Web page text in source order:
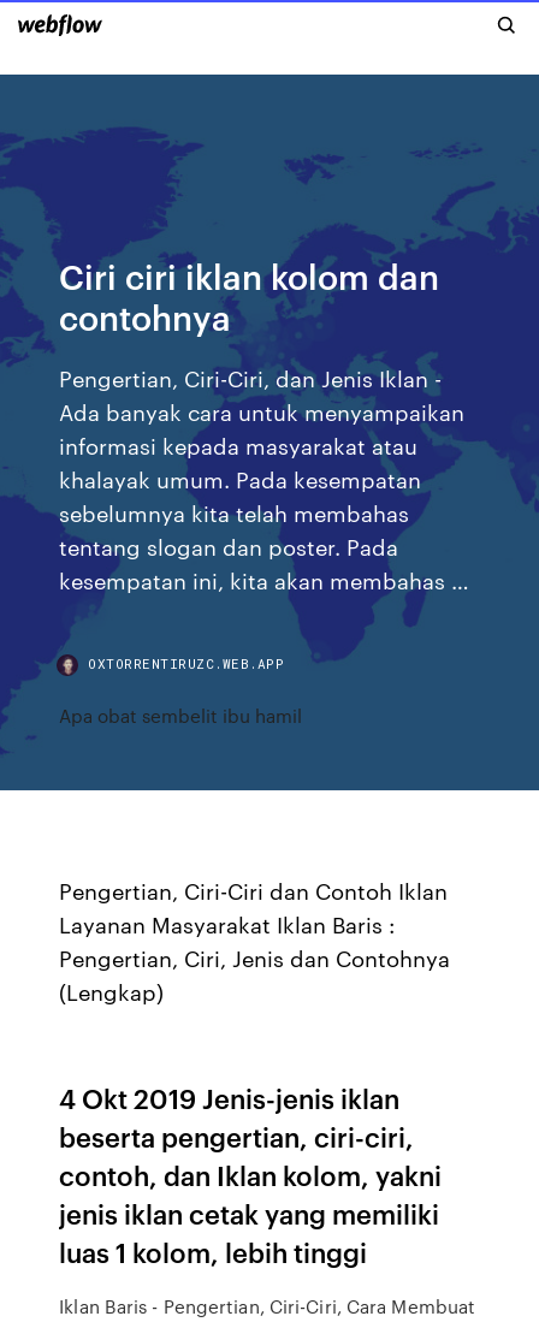
Ciri ciri iklan kolom dan
contohnya
Pengertian, Ciri-Ciri, dan Jenis Iklan -
Ada banyak cara untuk menyampaikan
informasi kepada masyarakat atau
khalayak umum. Pada kesempatan
sebelumnya kita telah membahas
tentang slogan dan poster. Pada
kesempatan ini, kita akan membahas …
OXTORRENTIRUZC.WEB.APP
Apa obat sembelit ibu hamil
Pengertian, Ciri-Ciri dan Contoh Iklan
Layanan Masyarakat Iklan Baris :
Pengertian, Ciri, Jenis dan Contohnya
(Lengkap)
4 Okt 2019 Jenis-jenis iklan
beserta pengertian, ciri-ciri,
contoh, dan Iklan kolom, yakni
jenis iklan cetak yang memiliki
luas 1 kolom, lebih tinggi
Iklan Baris - Pengertian, Ciri-Ciri, Cara Membuat